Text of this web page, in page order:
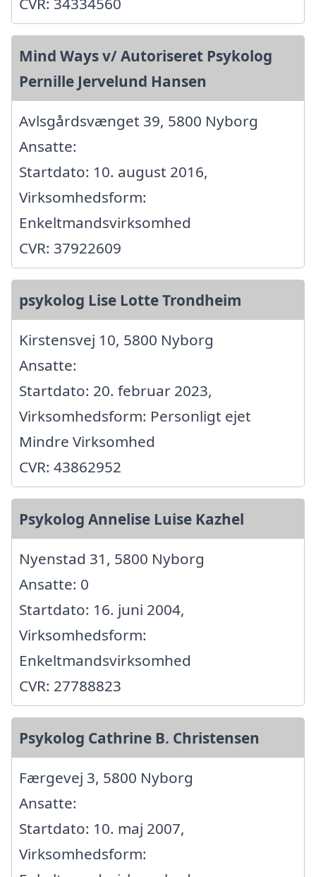
Mind Ways v/ Autoriseret Psykolog
Pernille Jervelund Hansen
Avlsgårdsvænget 39, 5800 Nyborg
Ansatte:
Startdato: 10. august 2016,
Virksomhedsform:
Enkeltmandsvirksomhed
CVR: 37922609
psykolog Lise Lotte Trondheim
Kirstensvej 10, 5800 Nyborg
Ansatte:
Startdato: 20. februar 2023,
Virksomhedsform: Personligt ejet
Mindre Virksomhed
CVR: 43862952
Psykolog Annelise Luise Kazhel
Nyenstad 31, 5800 Nyborg
Ansatte: 0
Startdato: 16. juni 2004,
Virksomhedsform:
Enkeltmandsvirksomhed
CVR: 27788823
Psykolog Cathrine B. Christensen
Færgevej 3, 5800 Nyborg
Ansatte:
Startdato: 10. maj 2007,
Virksomhedsform: